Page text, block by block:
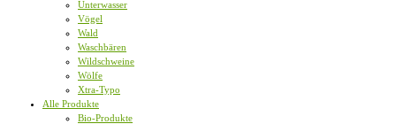
Unterwasser
Vögel
Wald
Waschbären
Wildschweine
Wölfe
Xtra-Typo
Alle Produkte
Bio-Produkte